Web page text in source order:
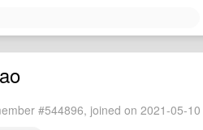
#544896, joined on 2021-05-